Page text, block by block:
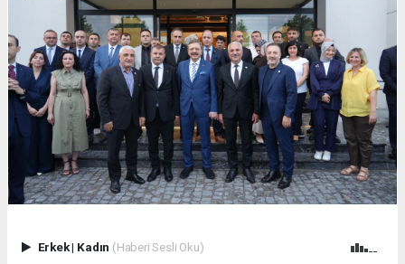
Erkek| Kadın (Haberi Sesli Oku)